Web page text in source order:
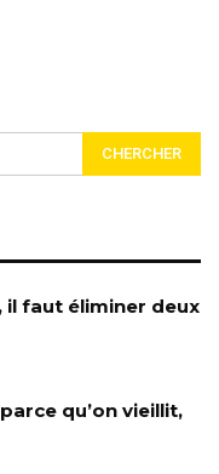
il faut éliminer deux
qu’on vieillit,